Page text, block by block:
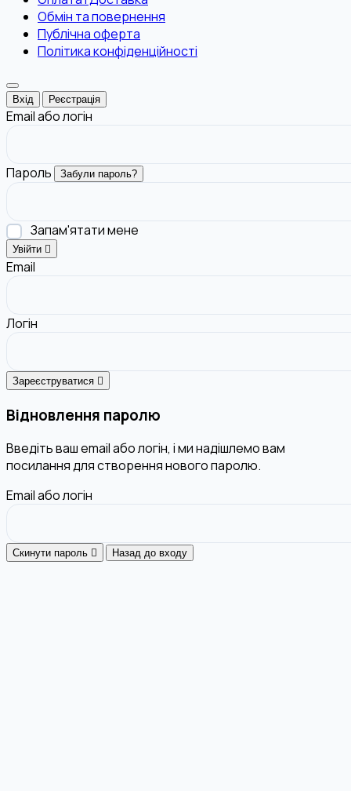
Обмін та повернення
Публічна оферта
Політика конфіденційності
Вхід Реєстрація
Email або логін
Пароль Забули пароль?
Запам'ятати мене
Увійти
Email
Логін
Зареєструватися
Відновлення паролю
Введіть ваш email або логін, і ми надішлемо вам
посилання для створення нового паролю.
Email або логін
Скинути пароль Назад до входу